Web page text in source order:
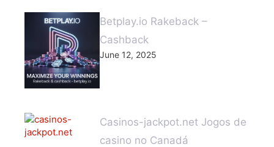
Betplay.io Rakeback –
Cashback
June 12, 2025
Casinos-jackpot.net Jogos de
casino no Canadá